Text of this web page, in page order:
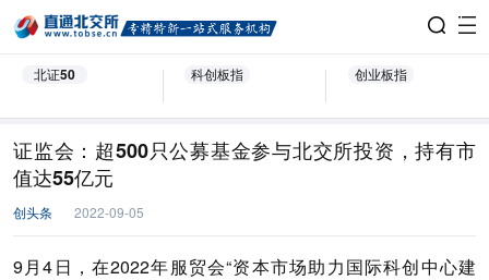
北证50 科创板指 创业板指
证监会：超500只公募基金参与北交所投资，持有市
值达55亿元
创头条 2022-09-05
9月4日，在2022年服贸会“资本市场助力国际科创中心建